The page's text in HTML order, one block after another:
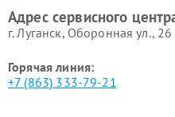
Адрес сервисного
г. Луганск, Оборонная ул., 26
Горячая линия:
+7 (863) 333-79-21